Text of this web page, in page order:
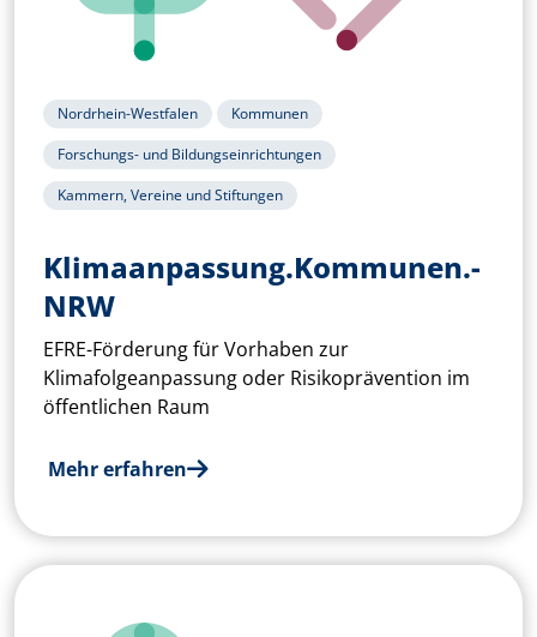
Nordrhein-Westfalen
Kommunen
Forschungs- und Bildungseinrichtungen
Kammern, Vereine und Stiftungen
Klima­anpass­ung.­Kommunen.­
NRW
EFRE-Förderung für Vorhaben zur
Klimafolgeanpassung oder Risikoprävention im
öffentlichen Raum
Mehr erfahren